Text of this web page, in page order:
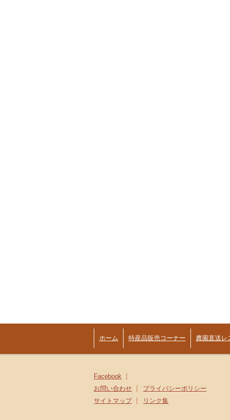
ホーム 特産品販売コーナー 農園直送レ
Facebook
お問い合わせ
プライバシーポリシー
サイトマップ
リンク集